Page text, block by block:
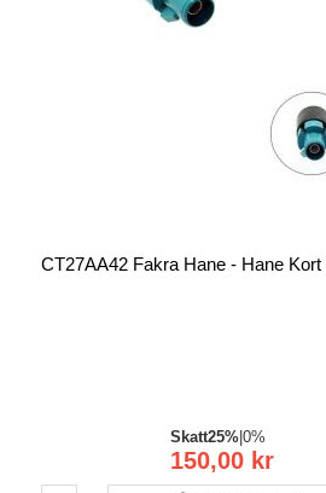
CT27AA42 Fakra Hane - Hane
150,00 kr
Skatt25%| 0%